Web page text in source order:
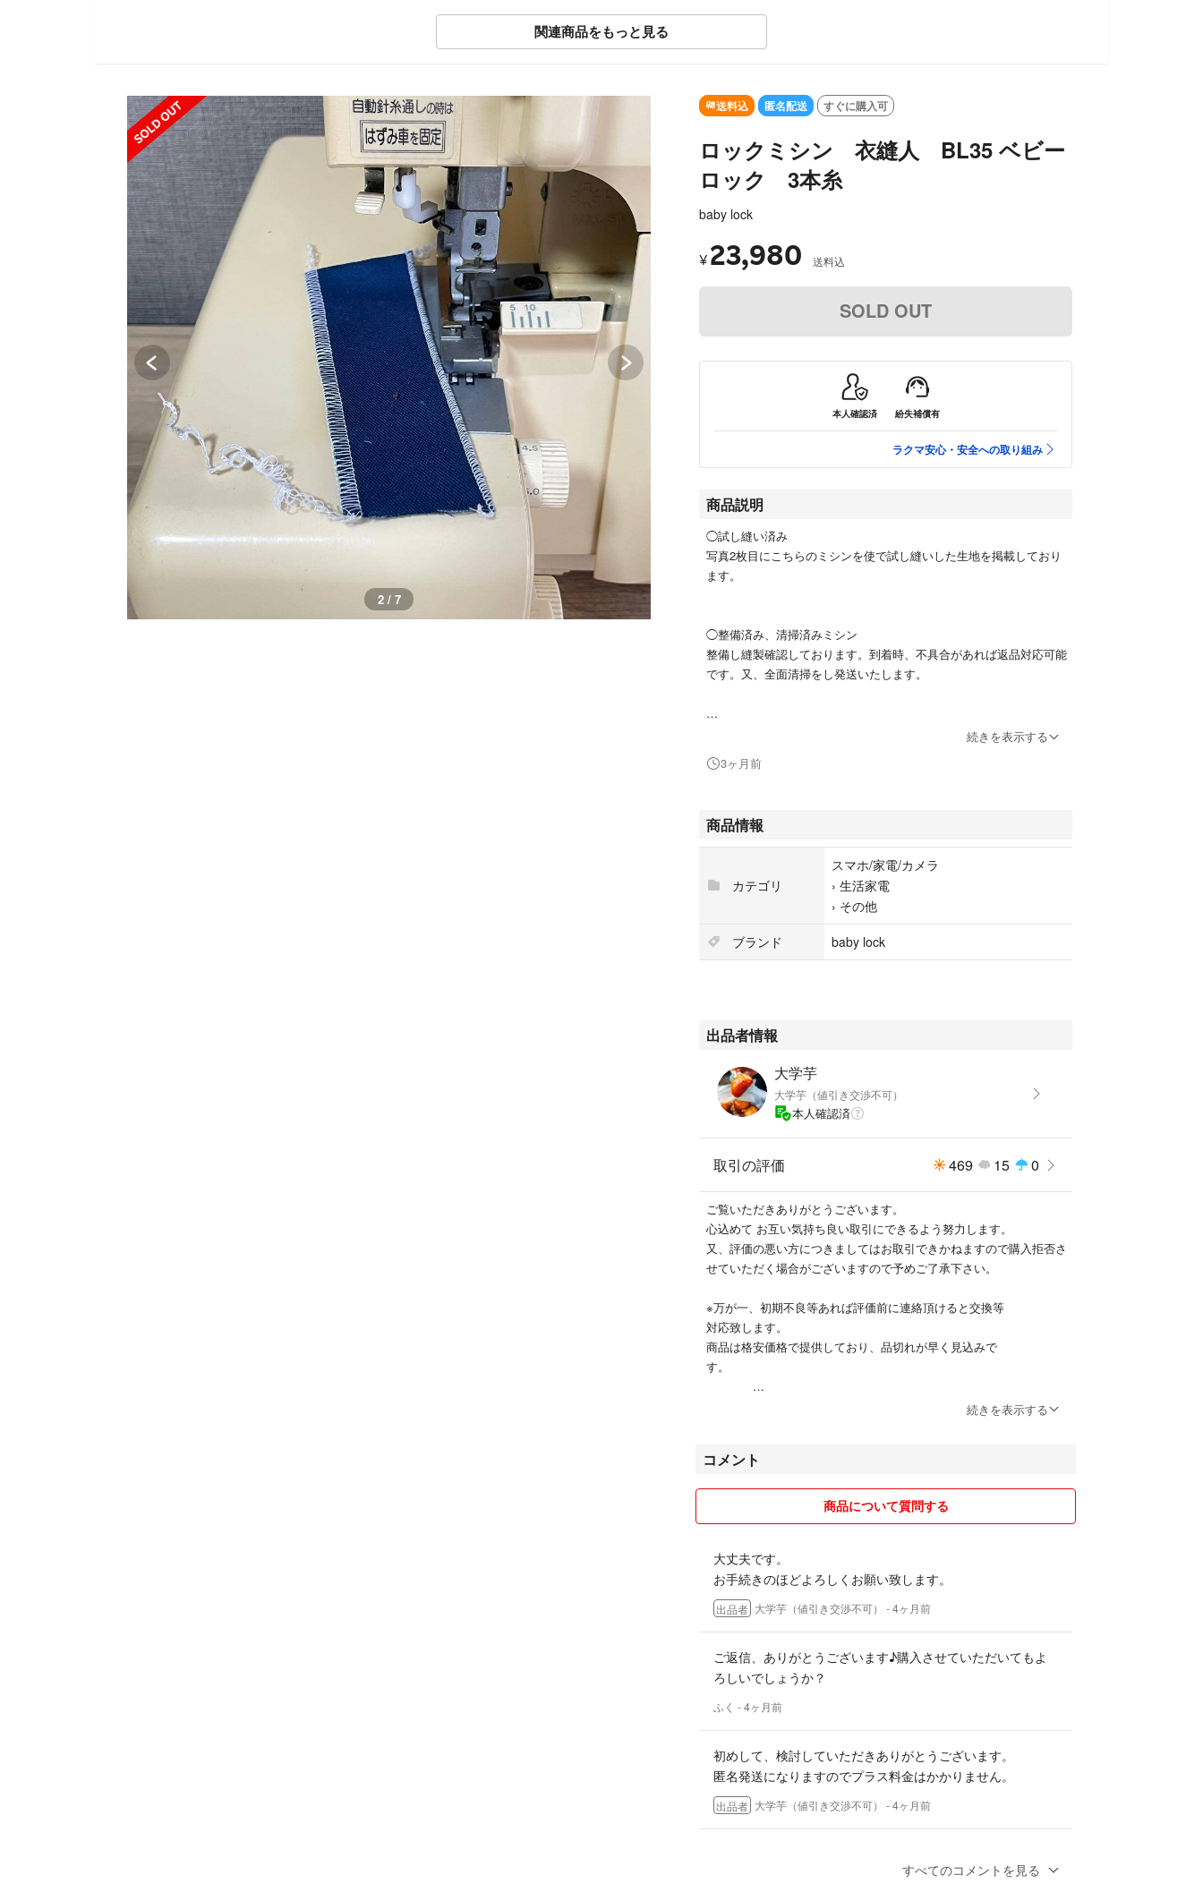
関連商品をもっと見る
SOLD OUT SOLD OUT
2 / 7
送料込 匿名配送 すぐに購入可
ロックミシン 衣縫人 BL35 ベビー
ロック 3本糸
baby lock
¥ 23,980 送料込
SOLD OUT
本人確認済 紛失補償有
ラクマ安心・安全への取り組み
商品説明
◯試し縫い済み
写真2枚目にこちらのミシンを使で試し縫いした生地を掲載しており
ます。
◯整備済み、清掃済みミシン
整備し縫製確認しております。到着時、不具合があれば返品対応可能
です。又、全面清掃をし発送いたします。
上下ルーパーエアスルー
送り量1.0mm～4.0mm
押え交換スナップオン式
巻きぬい切り替えダイヤル切り替え方式
メーカー 衣縫人 baby lock BL35
画像に掲載している物が全てになります。
◯販売機種
#中古ミシン販売SB
家庭用、職業用、ロックミシンと様々な商品を揃えております。
ブラザー brother
ジューキ JUKI
ジャノメ janome
シンガー SINGER
ミシン 中古
ロックミシン
ハンドメイド
職業用
続きを表示する
3ヶ月前
商品情報
カテゴリ
スマホ/家電/カメラ
› 生活家電
› その他
ブランド
baby lock
出品者情報
大学芋
大学芋（値引き交渉不可）
本人確認済
取引の評価 469 15 0
ご覧いただきありがとうございます。
心込めて お互い気持ち良い取引にできるよう努力します。
又、評価の悪い方につきましてはお取引できかねますので購入拒否さ
せていただく場合がございますので予めご了承下さい。
※万が一、初期不良等あれば評価前に連絡頂けると交換等
対応致します。
商品は格安価格で提供しており、品切れが早く見込みで
す。
料金が変動致します。
商品到着後直ちに動作等の確認をお願いします。
※初期不良があった場合は、商品到着後3日以内にご連絡
ください。
※不具合や破損時には写真を出品してもらい確認後ご対応
※使用上に問題がない限り返品対応しません。購入者様都
合は対応不可です。
【初期不良:不具合】でない商品が返送されてきた場合
又お客様の都合による返品:返金対応はお受け致しませ
商品の在庫がない場合のみ返金対応になります。
到着時の状態に梱包→交換対応させていただきます。
注意事項:
続きを表示する
コメント
商品について質問する
大丈夫です。
お手続きのほどよろしくお願い致します。
出品者 大学芋（値引き交渉不可） - 4ヶ月前
ご返信、ありがとうございます♪購入させていただいてもよ
ろしいでしょうか？
ふく - 4ヶ月前
初めして、検討していただきありがとうございます。
匿名発送になりますのでプラス料金はかかりません。
出品者 大学芋（値引き交渉不可） - 4ヶ月前
を検討させていただいております。送料についてですが、北
すべてのコメントを見る